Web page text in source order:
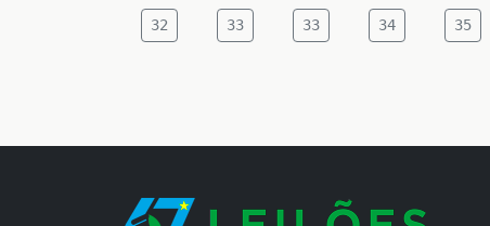
32 33 33 34 35